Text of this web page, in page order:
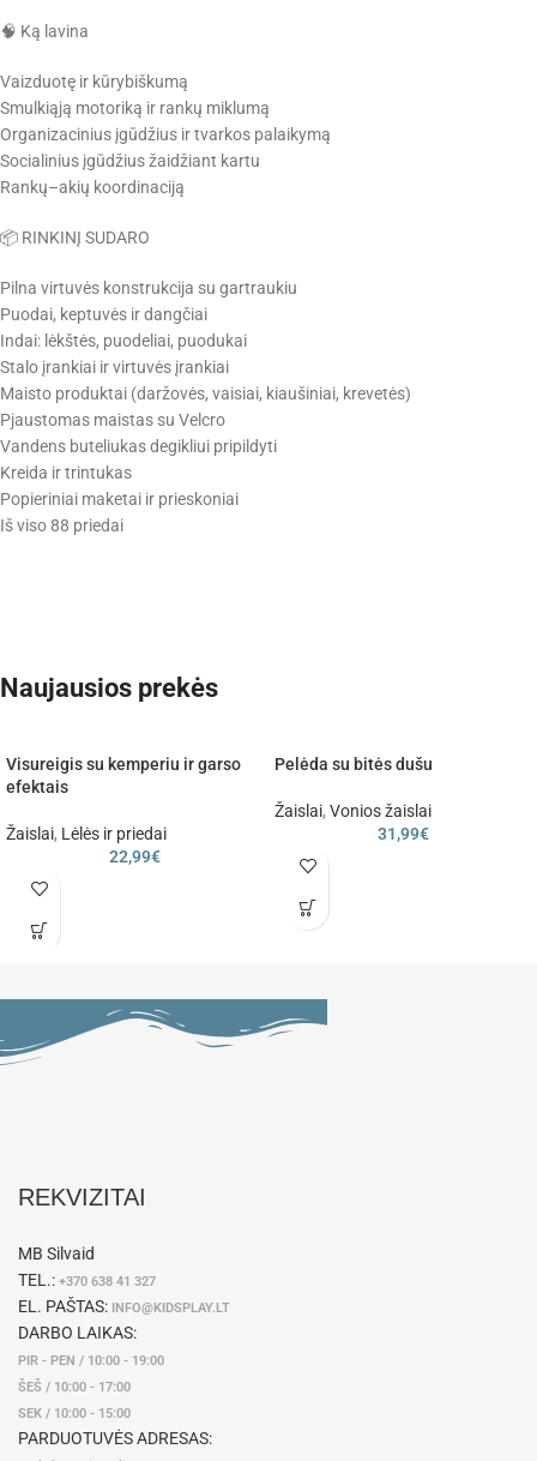
🧠 Ką lavina
Vaizduotę ir kūrybiškumą
Smulkiąją motoriką ir rankų miklumą
Organizacinius įgūdžius ir tvarkos palaikymą
Socialinius įgūdžius žaidžiant kartu
Rankų–akių koordinaciją
📦 RINKINĮ SUDARO
Pilna virtuvės konstrukcija su gartraukiu
Puodai, keptuvės ir dangčiai
Indai: lėkštės, puodeliai, puodukai
Stalo įrankiai ir virtuvės įrankiai
Maisto produktai (daržovės, vaisiai, kiaušiniai, krevetės)
Pjaustomas maistas su Velcro
Vandens buteliukas degikliui pripildyti
Kreida ir trintukas
Popieriniai maketai ir prieskoniai
Iš viso 88 priedai
Naujausios prekės
Visureigis su kemperiu ir garso
efektais
Žaislai, Lėlės ir priedai
22,99€
Pelėda su bitės dušu
Žaislai, Vonios žaislai
31,99€
REKVIZITAI
MB Silvaid
TEL.: +370 638 41 327
EL. PAŠTAS: INFO@KIDSPLAY.LT
DARBO LAIKAS:
PIR - PEN / 10:00 - 19:00
ŠEŠ / 10:00 - 17:00
SEK / 10:00 - 15:00
PARDUOTUVĖS ADRESAS: